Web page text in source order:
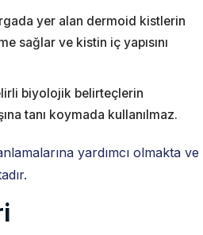
yer alan dermoid kistlerin
sağlar ve kistin iç yapısını
biyolojik belirteçlerin
tanı koymada kullanılmaz.
yardımcı olmakta ve